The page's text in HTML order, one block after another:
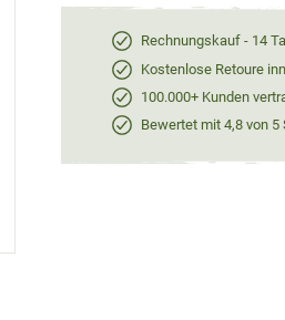
Rechnungskauf - 14
Kostenlose Retoure
100.000+ Kunden
Bewertet mit 4,8 von 5